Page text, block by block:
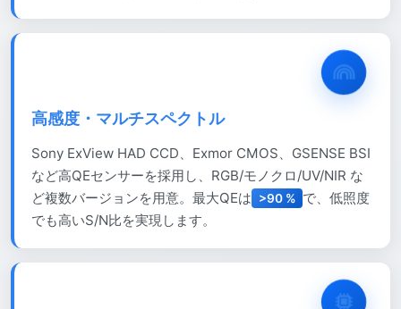
高感度・マルチスペクトル
Sony ExView HAD CCD、Exmor CMOS、GSENSE BSI
など高QEセンサーを採用し、RGB/モノクロ/UV/NIR な
ど複数バージョンを用意。最大QEは
>90 % で、低照度
でも高いS/N比を実現します。